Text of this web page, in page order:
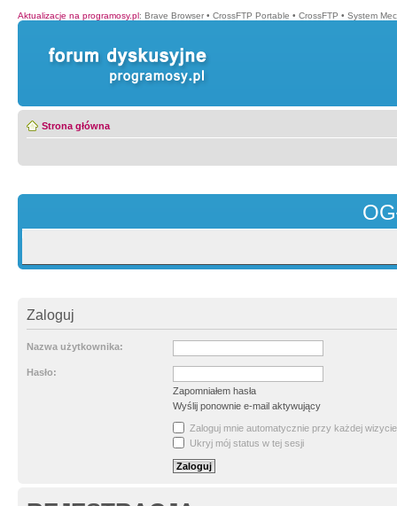
Aktualizacje na programosy.pl: Brave Browser • CrossFTP Portable • CrossFTP • System
Strona główna
Zaloguj
Nazwa użytkownika:
Hasło:
Zapomniałem hasła
Wyślij ponownie e-mail aktywujący
Zaloguj mnie automatycznie przy każdej wizycie
Ukryj mój status w tej sesji